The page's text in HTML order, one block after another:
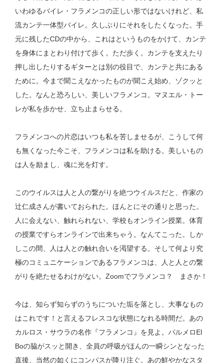
いわゆるバイレ・フラメンコの正しい形ではないけれど、私
流カンテ一体型バイレ。久しぶりにそれをしたくなった。手
元に残したCDの中から、これはというものをかけて、カンテ
を身体にまとわり付けて歩く。ただ歩く。カンテを支えたり
押し出したりするギターとは別の役目で、カンテと共にある
ために。今まで聞こえなかったものが聞こえ始め、ゾクッと
した。なんと恐ろしい、美しいフラメンコ。マヌエル・トー
レが私を歩かせ、立ち止まらせる。
フラメンコへの片恋はいつも私を苦しませるが、こうして何
も無くなった今こそ、フラメンコは私を助ける。美しいもの
は人を励まし、魂に光を灯す。
このウイルスは人と人の繋がりを絶つウイルスだと、作家の
辻仁成さんが書いておられた。ほんとにその通りと思った。
人に会えない、触れられない、学校もオンライン授業。体育
の授業ですらオンラインで出来ちゃう。なんてこった。しか
しこの間、人は人との触れ合いを渇望する。そして何より究
極のコミュニケーションであるフラメンコは、人と人との繋
がりを絶たせるわけがない。 Zoomでフラメンコ？ まさか！
今は、知らず知らずのうちについた垢を落とし、大事なもの
はこれです！と言えるフレスコな状態になれる時間だ。あの
カルロス・サウラの名作『フラメンコ』を見よ。パルメロEl
Boの脇がスッと開き、全員の呼吸がほんの一瞬シンとなった
直後、当然の如くにコンパスが降り注ぐ。あの鮮やかなスタ